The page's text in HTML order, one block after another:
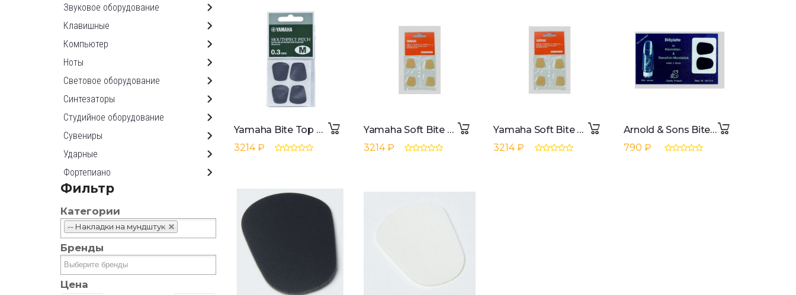
Звуковое оборудование
Клавишные
Компьютер
Ноты
Световое оборудование
Синтезаторы
Студийное оборудование
Сувениры
Ударные
Фортепиано
Фильтр
Категории
-- Накладки на мундштук
Бренды
Цена
Yamaha Bite Top 0.01" (0,3mm) for Clarinet/Saxophone
3214 ₽
Yamaha Soft Bite Top 0.02" (0,5mm) de Clarinet/Saxophone
3214 ₽
Yamaha Soft Bite Top 0.8mm de Clarinet/Saxophone
3214 ₽
Arnold & Sons Bite Plate 0.8mm Black - Set of 4
790 ₽